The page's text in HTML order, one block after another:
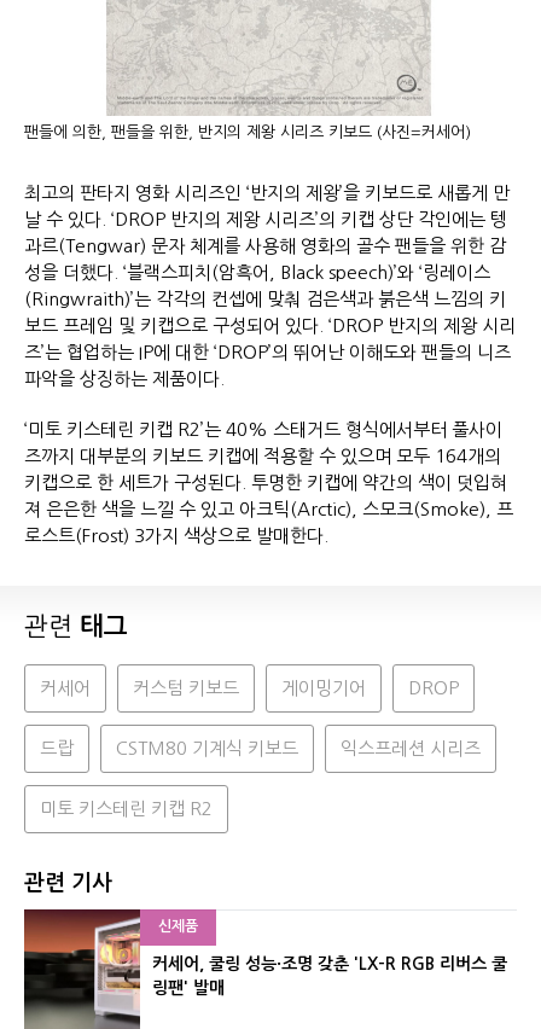
팬들에 의한, 팬들을 위한, 반지의 제왕 시리즈 키보드 (사진=커세어)
최고의 판타지 영화 시리즈인 ‘반지의 제왕’을 키보드로 새롭게 만
날 수 있다. ‘DROP 반지의 제왕 시리즈’의 키캡 상단 각인에는 텡
과르(Tengwar) 문자 체계를 사용해 영화의 골수 팬들을 위한 감
성을 더했다. ‘블랙스피치(암흑어, Black speech)’와 ‘링레이스
(Ringwraith)’는 각각의 컨셉에 맞춰 검은색과 붉은색 느낌의 키
보드 프레임 및 키캡으로 구성되어 있다. ‘DROP 반지의 제왕 시리
즈’는 협업하는 IP에 대한 ‘DROP’의 뛰어난 이해도와 팬들의 니즈
파악을 상징하는 제품이다.
‘미토 키스테린 키캡 R2’는 40% 스태거드 형식에서부터 풀사이
즈까지 대부분의 키보드 키캡에 적용할 수 있으며 모두 164개의
키캡으로 한 세트가 구성된다. 투명한 키캡에 약간의 색이 덧입혀
져 은은한 색을 느낄 수 있고 아크틱(Arctic), 스모크(Smoke), 프
로스트(Frost) 3가지 색상으로 발매한다.
관련 태그
커세어 커스텀 키보드 게이밍기어 DROP
드랍 CSTM80 기계식 키보드 익스프레션 시리즈
미토 키스테린 키캡 R2
관련 기사
신제품
커세어, 쿨링 성능·조명 갖춘 'LX-R RGB 리버스 쿨
링팬' 발매